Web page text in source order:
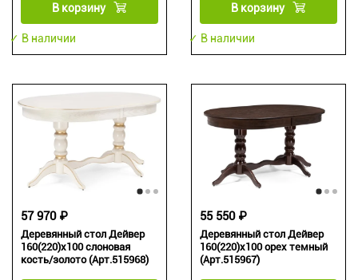
В корзину
✓ В наличии
В корзину
✓ В наличии
Деревянный стол Дейвер
160(220)х100 слоновая
кость/золото (Арт.515968)
57 970 ₽
Деревянный стол Дейвер
160(220)х100 орех темный
(Арт.515967)
55 550 ₽